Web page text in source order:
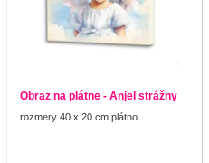
Obraz na plátne - Anjel strážny
rozmery 40 x 20 cm plátno